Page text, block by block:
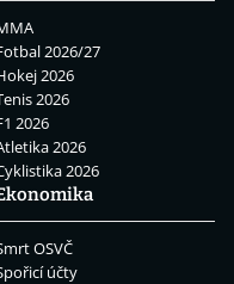
2026/27
2026
2026
2026
2026
2026
OSVČ
účty